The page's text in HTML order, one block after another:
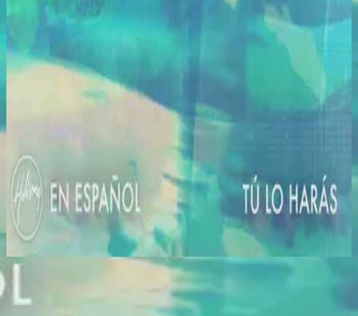
힐송 스페인어
Tú Lo Harás
2021
지금 듣기
수록곡